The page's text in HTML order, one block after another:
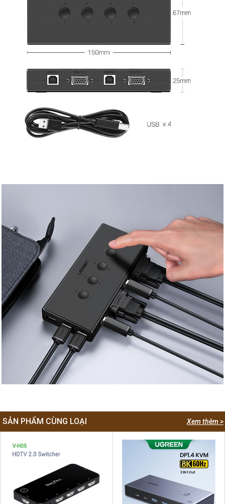
Xem thêm >
SẢN PHẨM CÙNG LOẠI